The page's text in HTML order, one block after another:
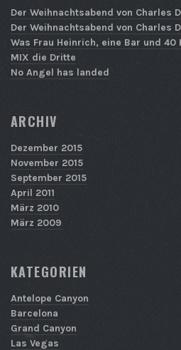
Der Weihnachtsabend von Charles
Der Weihnachtsabend von Charles
Was Frau Heinrich, eine Bar und
MIX die Dritte
No Angel has landed
ARCHIV
Dezember 2015
November 2015
September 2015
April 2011
März 2010
März 2009
KATEGORIEN
Antelope Canyon
Barcelona
Grand Canyon
Las Vegas